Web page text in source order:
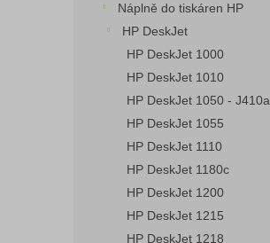
Náplně do tiskáren HP
HP DeskJet
HP DeskJet 1000
HP DeskJet 1010
HP DeskJet 1050 - J410a
HP DeskJet 1055
HP DeskJet 1110
HP DeskJet 1180c
HP DeskJet 1200
HP DeskJet 1215
HP DeskJet 1218